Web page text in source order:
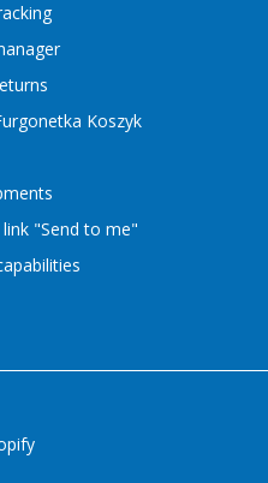
Koszyk
"Send to me"